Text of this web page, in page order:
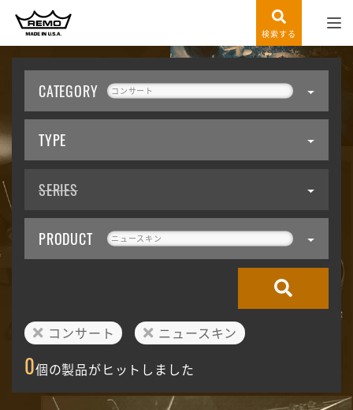
検索する
CATEGORY コンサート
TYPE
SERIES
PRODUCT ニュースキン
コンサート ニュースキン
0個の製品がヒットしました